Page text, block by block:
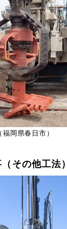
岡県春日市）
その他工法）